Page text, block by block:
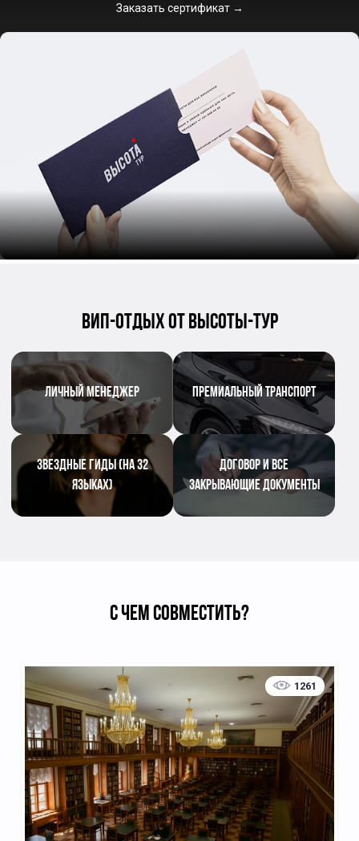
Заказать сертификат →
ВИП-ОТДЫХ ОТ ВЫСОТЫ-ТУР
ЛИЧНЫЙ МЕНЕДЖЕР ПРЕМИАЛЬНЫЙ ТРАНСПОРТ
ЗВЕЗДНЫЕ ГИДЫ (НА 32
ЯЗЫКАХ)
ДОГОВОР И ВСЕ
ЗАКРЫВАЮЩИЕ ДОКУМЕНТЫ
С ЧЕМ СОВМЕСТИТЬ?
1261